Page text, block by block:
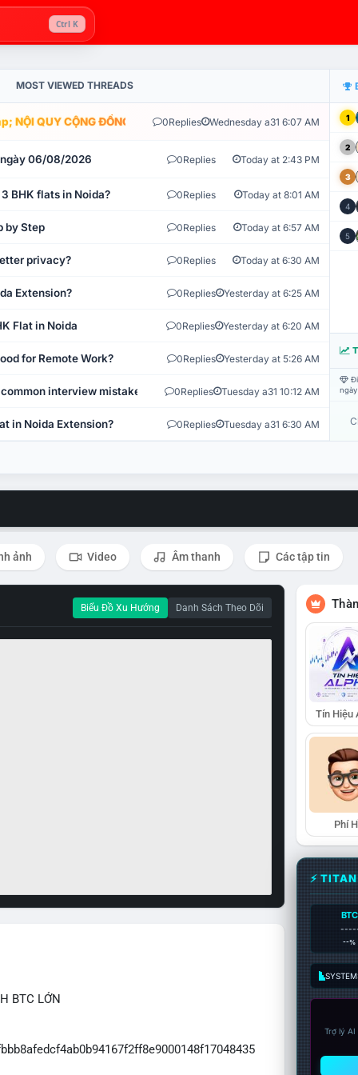
Ctrl K
MOST VIEWED THREADS
NỘI QUY CỘNG ĐỒNG VLIKE.VN: HỆ THỐNG GIÁM SÁT TỰ
0Replies Wednesday a31 6:07 AM
ngày 06/08/2026 0Replies Today at 2:43 PM
BHK flats in Noida? 0Replies Today at 8:01 AM
by Step 0Replies Today at 6:57 AM
privacy? 0Replies Today at 6:30 AM
Extension? 0Replies Yesterday at 6:25 AM
Flat in Noida 0Replies Yesterday at 6:20 AM
for Remote Work? 0Replies Yesterday at 5:26 AM
interview mistakes? 0Replies Tuesday a31 10:12 AM
in Noida Extension? 0Replies Tuesday a31 6:30 AM
1
2
3
4
5
ảnh Video Âm thanh Các tập tin
Biểu Đồ Xu Hướng Danh Sách Theo Dõi
BTC LỚN
Tín Hiệu
Phí
⚡
BTC
--%
Trợ lý